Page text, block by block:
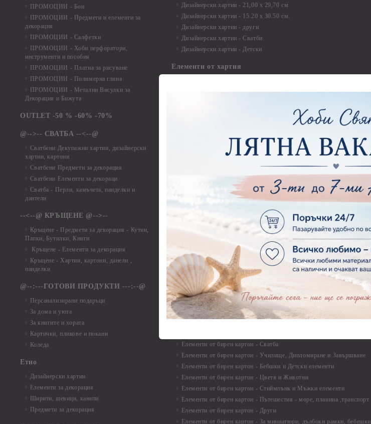
ПРОМОЦИИ - Бои
ПРОМОЦИИ - Предмети и елементи за
декорация
ПРОМОЦИИ - Салфетки
ПРОМОЦИИ - Хоби перфоратори,
инструменти и пособия
ПРОМОЦИИ - Платна за рисуване
ПРОМОЦИИ - Полимерна глина
ПРОМОЦИИ - Метални Висулки за
Декорация и Бижута
OUTLET -50 % -60% -70%
@-->-- СВАТБА --<--@
Сватбени Декупажни хартии, дизайнерски
хартии, картони
Сватбени Предмети за декорация
Сватбени Елементи за декораци
Сватба - Перли, камъчета, панделки и
дантели
--<--@ КРЪЩЕНЕ @-->--
Кръщене - Предмети за декорация - Кутии,
Папки, Бутилки, Книги
Кръщене - Елементи за декорация
Кръщене - Хартии, картони, данели ,
панделки
@--:---ГОТОВИ ПРОДУКТИ ---:--@
Персанализирани подаръци
За дома и уюта
За книгите и хората
Картички, пликове и покани
Коледа
Етно
Дизайнерски хартии
Елементи за декорация
Ширити, шевици, канапи
Предмети за декорация
Дизайнерски хартии - 21,00 х 29,70 см
Дизайнерски хартии - 15.20 x 30.50 см.
Дизайнерски хартии - други
Дизайнерски хартии - Сватби
Дизайнерски хартии - Детски
Елементи от хартия
Елементи от хартия - Детски
Елементи от хартия - Животни, птици, пеперуди
Елементи от хартия - Любов, Сватба, Свети Валентин
Елементи от хартия - Дантели, бордюри, ъгли
Елементи от хартия - Рамки
Елементи от хартия - Цветя, листа и клони
Елементи от хартия - За Мъже
Елементи от хартия - Морски
Елементи от хартия - Къщи, Врати, Прозорци, Огради, Фенери
Елементи от хартия - Пътешествия и Фото моменти
Елементи то хартия - Такове, табелки, етикети
Елементи от хартия - Многопластови елементи
Елементи от хартия - Други
Елементи от хартия - Готови композиции
Елементи от хартия - Микс елементи
Елементи от хартия - Коледа и Зима
Елементи от бирен картон
Елементи от бирен картон - Декоративни рамки
Елементи от бирен картон - Сватба
Елементи от бирен картон - Училище, Дипломиране и Завършване
Елементи от бирен картон - Бебшки и Детски елементи
Елементи от бирен картон - Цветя и Животни
Елементи от бирен картон - Стиймпънк и Мъжки елементи
Елементи от бирен картон - Пътешестия - море, планина ,транспорт
Елементи от бирен картон - Други
Елементи от бирен картон - За миниатюри, дълбоки рамки, бебешки